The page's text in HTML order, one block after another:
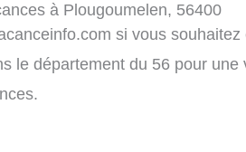
à Plougoumelen, 56400
si vous
le département du 56 pour